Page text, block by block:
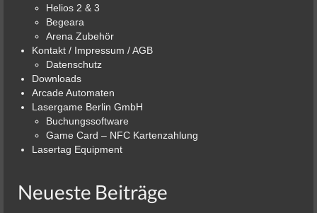
Helios 2 & 3
Begeara
Arena Zubehör
Kontakt / Impressum / AGB
Datenschutz
Downloads
Arcade Automaten
Lasergame Berlin GmbH
Buchungssoftware
Game Card – NFC Kartenzahlung
Lasertag Equipment
Neueste Beiträge